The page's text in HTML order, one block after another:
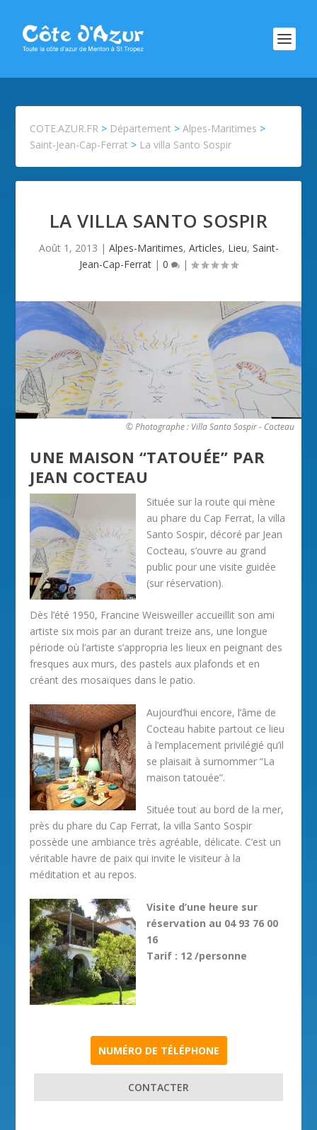
COTE.AZUR.FR > Département >Alpes-Maritimes >
Saint-Jean-Cap-Ferrat > La villa Santo Sospir
LA VILLA SANTO SOSPIR
Août 1, 2013 | Alpes-Maritimes, Articles, Lieu, Saint-
Jean-Cap-Ferrat | 0 |
© Photographe : Villa Santo Sospir - Cocteau
UNE MAISON “TATOUÉE” PAR
JEAN COCTEAU
Située sur la route qui mène
au phare du Cap Ferrat, la villa
Santo Sospir, décoré par Jean
Cocteau, s’ouvre au grand
public pour une visite guidée
(sur réservation).
Dès l’été 1950, Francine Weisweiller accueillit son ami
artiste six mois par an durant treize ans, une longue
période où l’artiste s’appropria les lieux en peignant des
fresques aux murs, des pastels aux plafonds et en
créant des mosaïques dans le patio.
Aujourd’hui encore, l’âme de
Cocteau habite partout ce lieu
à l’emplacement privilégié qu’il
se plaisait à surnommer “La
maison tatouée”.
Située tout au bord de la mer,
près du phare du Cap Ferrat, la villa Santo Sospir
possède une ambiance très agréable, délicate. C’est un
véritable havre de paix qui invite le visiteur à la
méditation et au repos.
Visite d’une heure sur
réservation au 04 93 76 00
16
Tarif : 12 /personne
NUMÉRO DE TÉLÉPHONE
CONTACTER